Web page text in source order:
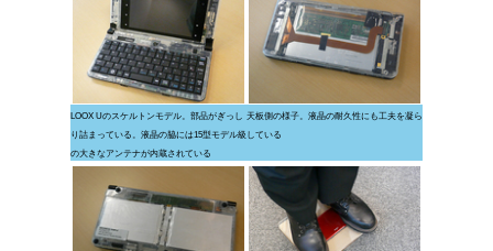
LOOX Uのスケルトンモデル。部品がぎっし
り詰まっている。液晶の脇には15型モデル級
の大きなアンテナが内蔵されている
天板側の様子。液晶の耐久性にも工夫を凝ら
している